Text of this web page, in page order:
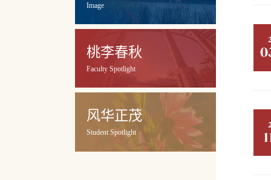
Image
桃李春秋
Faculty Spotlight
风华正茂
Student Spotlight